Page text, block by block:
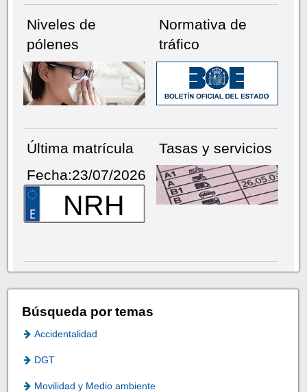
Niveles de
pólenes
Normativa de
tráfico
Última matrícula
Fecha:23/07/2026
NRH
Tasas y servicios
Búsqueda por temas
Accidentalidad
DGT
Movilidad y Medio ambiente